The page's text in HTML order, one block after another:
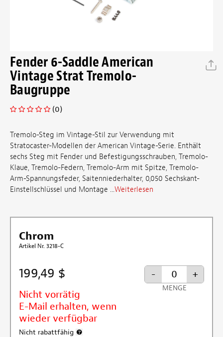
Fender 6-Saddle American
Vintage Strat Tremolo-
Baugruppe
(0)
Tremolo-Steg im Vintage-Stil zur Verwendung mit
Stratocaster-Modellen der American Vintage-Serie. Enthält
sechs Steg mit Fender und Befestigungsschrauben, Tremolo-
Klaue, Tremolo-Federn, Tremolo-Arm mit Spitze, Tremolo-
Arm-Spannungsfeder, Saitenniederhalter, 0,050 Sechskant-
Einstellschlüssel und Montage ...Weiterlesen
Chrom
Artikel Nr. 3218-C
199,49 $
Nicht vorrätig
E-Mail erhalten, wenn
wieder verfügbar
Nicht rabattfähig
- +
MENGE